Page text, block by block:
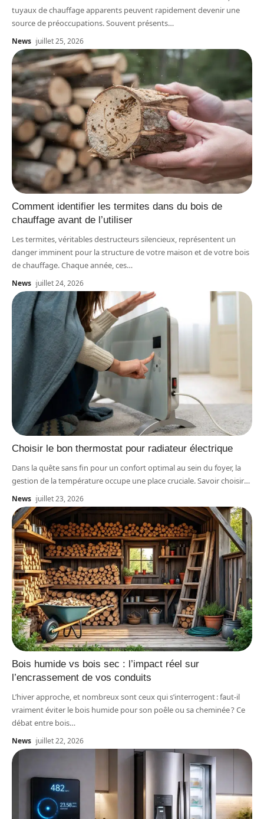
tuyaux de chauffage apparents peuvent rapidement devenir une
source de préoccupations. Souvent présents…
News juillet 25, 2026
Comment identifier les termites dans du bois de
chauffage avant de l’utiliser
Les termites, véritables destructeurs silencieux, représentent un
danger imminent pour la structure de votre maison et de votre bois
de chauffage. Chaque année, ces…
News juillet 24, 2026
Choisir le bon thermostat pour radiateur électrique
Dans la quête sans fin pour un confort optimal au sein du foyer, la
gestion de la température occupe une place cruciale. Savoir choisir…
News juillet 23, 2026
Bois humide vs bois sec : l’impact réel sur
l’encrassement de vos conduits
L’hiver approche, et nombreux sont ceux qui s’interrogent : faut-il
vraiment éviter le bois humide pour son poêle ou sa cheminée ? Ce
débat entre bois…
News juillet 22, 2026